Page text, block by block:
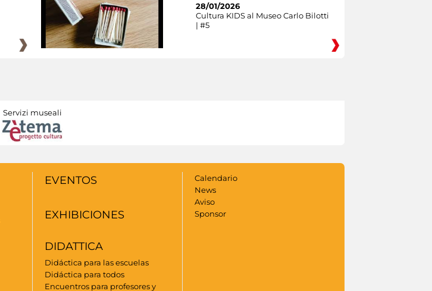
28/01/2026
Cultura KIDS al Museo Carlo Bilotti
| #5
Servizi museali
EVENTOS
EXHIBICIONES
DIDATTICA
Didáctica para las escuelas
Didáctica para todos
Encuentros para profesores y
Calendario
News
Aviso
Sponsor